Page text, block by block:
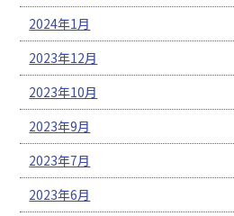
2024年1月
2023年12月
2023年10月
2023年9月
2023年7月
2023年6月